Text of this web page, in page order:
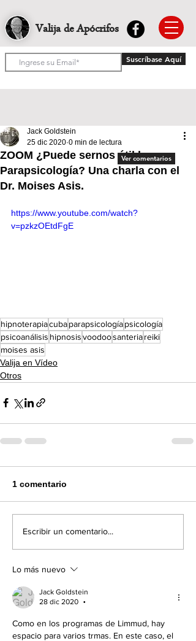
Valija de Apócrifos
Suscríbase Aquí
ZOOM ¿Puede sernos útil la
Parapsicología? Una charla con el
Dr. Moises Asis.
Jack Goldstein
25 dic 2020 0 min de lectura
https://www.youtube.com/watch?
v=pzkzOEtdFgE
hipnoterapiacubaparapsicologíapsicología
psicoanálisis hipnosisvoodoosanteriareiki
moises asis
Valija en Vídeo
Otros
1 comentario
Escribir un comentario...
Lo más nuevo
Jack Goldstein
28 dic 2020
•
Como en los programas de Limmud, hay
espacio para varios trmas. En este caso, el
Ver comentarios